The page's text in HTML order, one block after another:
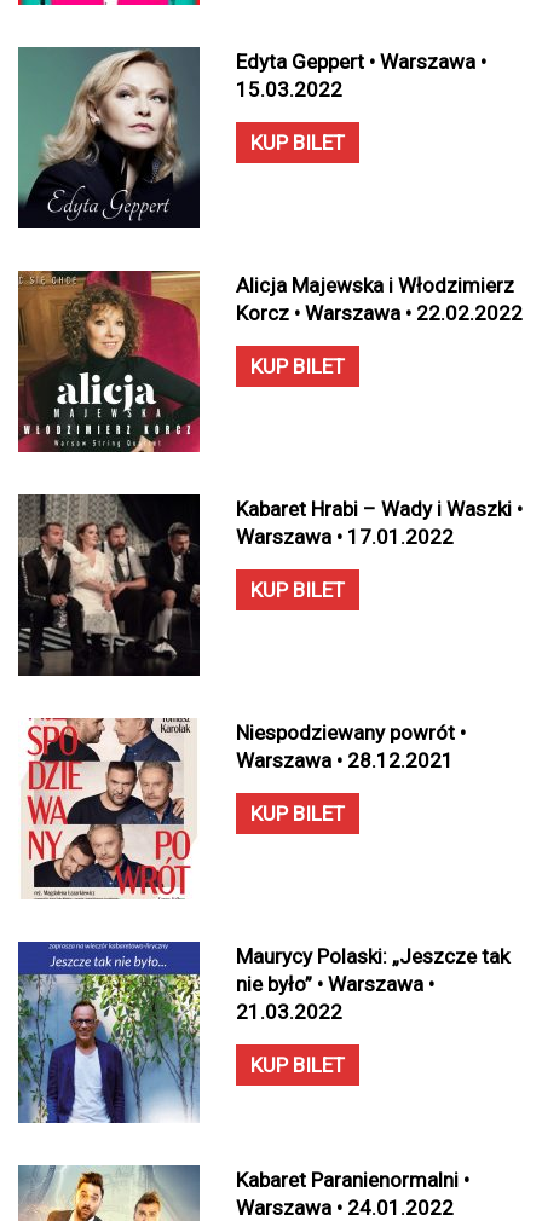
Edyta Geppert • Warszawa •
15.03.2022
KUP BILET
Alicja Majewska i Włodzimierz
Korcz • Warszawa • 22.02.2022
KUP BILET
Kabaret Hrabi – Wady i Waszki •
Warszawa • 17.01.2022
KUP BILET
Niespodziewany powrót •
Warszawa • 28.12.2021
KUP BILET
Maurycy Polaski: „Jeszcze tak
nie było” • Warszawa •
21.03.2022
KUP BILET
Kabaret Paranienormalni •
Warszawa • 24.01.2022